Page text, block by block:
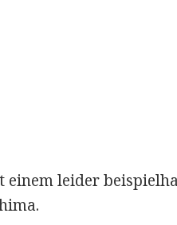
einem leider